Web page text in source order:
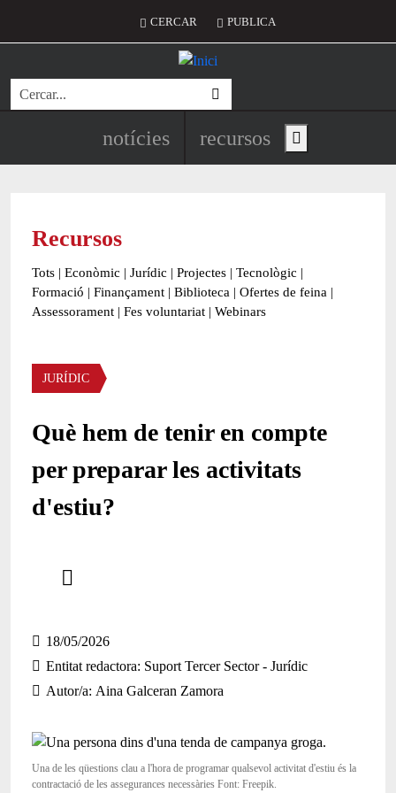
Menú del compte d'usuari
CERCAR PUBLICA
Cerca
Navegació principal de
notícies recursos Show main menu
Recursos
Tots | Econòmic | Jurídic | Projectes | Tecnològic |
Formació | Finançament | Biblioteca | Ofertes de feina |
Assessorament | Fes voluntariat | Webinars
Àmbit
JURÍDIC
Què hem de tenir en compte
per preparar les activitats
d'estiu?
18/05/2026
Entitat redactora Suport Tercer Sector - Jurídic
Autor/a Aina Galceran Zamora
Una de les qüestions clau a l'hora de programar qualsevol activitat d'estiu és la
contractació de les assegurances necessàries Font: Freepik.